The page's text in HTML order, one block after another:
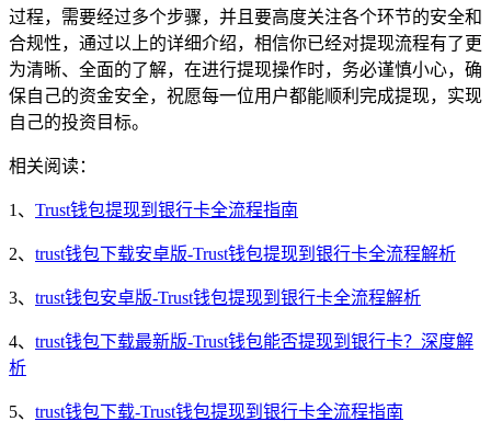
过程，需要经过多个步骤，并且要高度关注各个环节的安全和
合规性，通过以上的详细介绍，相信你已经对提现流程有了更
为清晰、全面的了解，在进行提现操作时，务必谨慎小心，确
保自己的资金安全，祝愿每一位用户都能顺利完成提现，实现
自己的投资目标。
相关阅读：
1、 Trust钱包提现到银行卡全流程指南
2、 trust钱包下载安卓版-Trust钱包提现到银行卡全流程解析
3、 trust钱包安卓版-Trust钱包提现到银行卡全流程解析
4、 trust钱包下载最新版-Trust钱包能否提现到银行卡？深度解
析
5、 trust钱包下载-Trust钱包提现到银行卡全流程指南